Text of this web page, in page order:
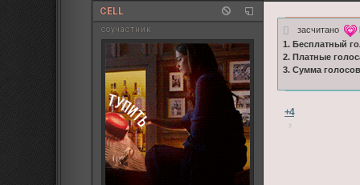
CELL
соучастник засчитано
1. Бесплатный
2. Платные
3. Сумма
+4